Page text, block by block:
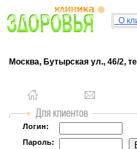
О
Москва, Бутырская ул., 46/2,
Логин:
Пароль: